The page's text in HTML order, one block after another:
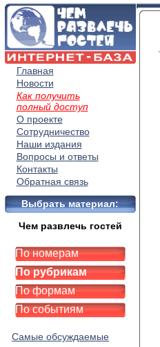
Главная
Новости
Как получить
полный доступ
О проекте
Сотрудничество
Наши издания
Вопросы и ответы
Контакты
Обратная связь
Выбрать материал:
Чем развлечь гостей
По номерам
По рубрикам
По формам
По событиям
Самые обсуждаемые